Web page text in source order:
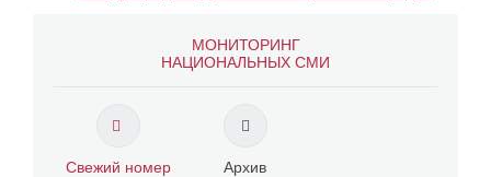
МОНИТОРИНГ
НАЦИОНАЛЬНЫХ СМИ
Свежий номер Архив